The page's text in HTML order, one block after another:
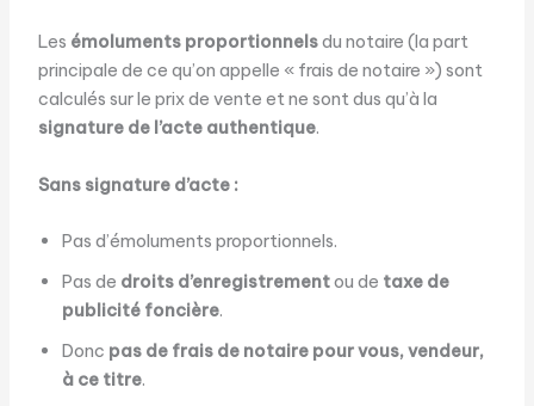
Les émoluments proportionnelsdu notaire (la part
principale de ce qu’on appelle « frais de notaire ») sont
calculés sur le prix de vente et ne sont dus qu’à la
signature de l’acte authentique.
Sans signature d’acte :
Pas d’émoluments proportionnels.
Pas de droits d’enregistrementou de taxe de
publicité foncière.
Donc pas de frais de notaire pour vous, vendeur,
à ce titre.